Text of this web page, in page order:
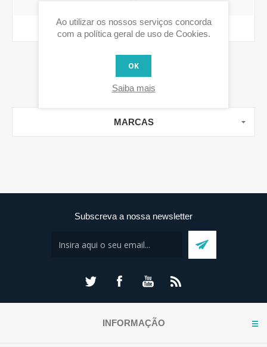
COMPRAR COMPRAR
MARCAS
Subscreva a nossa newsletter
INFORMAÇÃO
Ao utilizar os nossos serviços concorda
com a política geral de uso de Cookies.
OK
Saiba mais